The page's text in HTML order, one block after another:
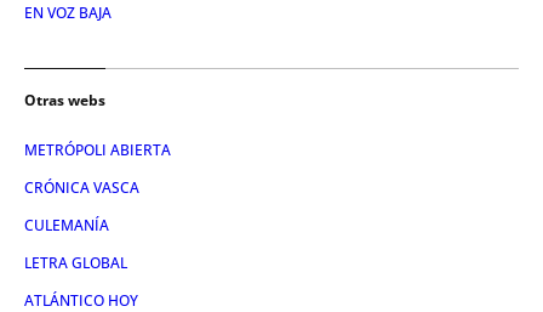
EN VOZ BAJA
Otras webs
METRÓPOLI ABIERTA
CRÓNICA VASCA
CULEMANÍA
LETRA GLOBAL
ATLÁNTICO HOY